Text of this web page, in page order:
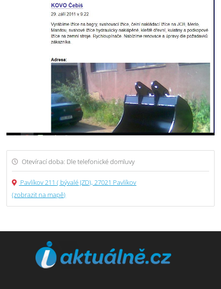
Otevírací doba: Dle telefonické domluvy
Pavlíkov 211 ( bývalé JZD), 27021 Pavlíkov
(zobrazit na mapě)